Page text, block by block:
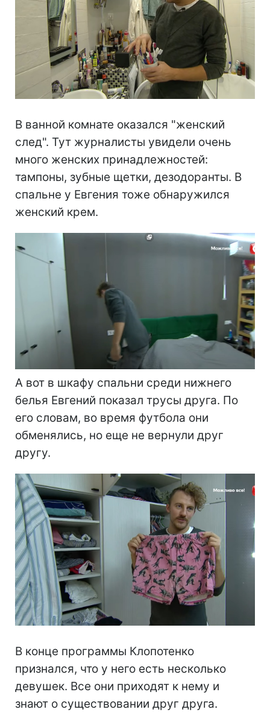
В ванной комнате оказался "женский
след". Тут журналисты увидели очень
много женских принадлежностей:
тампоны, зубные щетки, дезодоранты. В
спальне у Евгения тоже обнаружился
женский крем.
А вот в шкафу спальни среди нижнего
белья Евгений показал трусы друга. По
его словам, во время футбола они
обменялись, но еще не вернули друг
другу.
В конце программы Клопотенко
признался, что у него есть несколько
девушек. Все они приходят к нему и
знают о существовании друг друга.